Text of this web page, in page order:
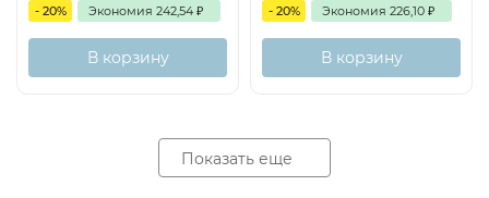
- 20% Экономия 242,54 ₽
В корзину
- 20% Экономия 226,10 ₽
В корзину
Показать еще